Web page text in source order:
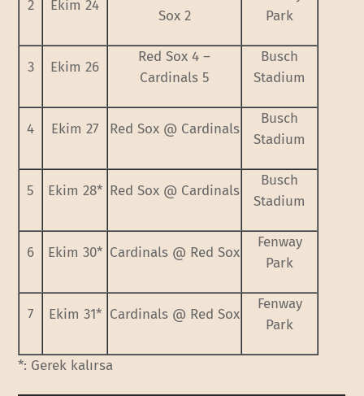
2 Ekim 24
Sox 2
Park
3 Ekim 26
Red Sox 4 –
Cardinals 5
Busch
Stadium
4 Ekim 27 Red Sox @ Cardinals
Busch
Stadium
5 Ekim 28* Red Sox @ Cardinals
Busch
Stadium
6 Ekim 30* Cardinals @ Red Sox
Fenway
Park
7 Ekim 31* Cardinals @ Red Sox
Fenway
Park
*: Gerek kalırsa